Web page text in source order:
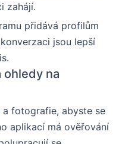
zahájí.
přidává profilům
jsou lepší
ohledy na
fotografie, abyste se
aplikací má ověřování